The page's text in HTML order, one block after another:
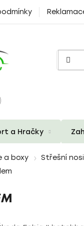
a Hračky
a boxy Střešní